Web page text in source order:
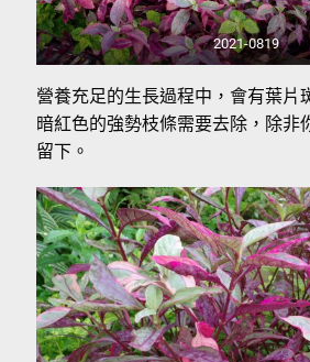
2021-0819
營養充足的生長過程中，會有葉片
暗紅色的強勢枝條需要去除，除非
留下。